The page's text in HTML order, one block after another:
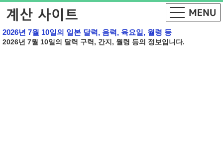
2026년 7월 10일의 일본 달력, 음력, 육요일, 월령 등
2026년 7월 10일의 달력 구력, 간지, 월령 등의 정보입니다.